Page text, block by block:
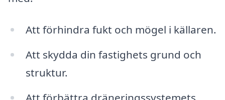
Att förhindra fukt och mögel i källaren.
Att skydda din fastighets grund och
struktur.